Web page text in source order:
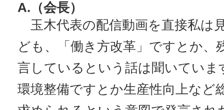
A.（会長）
玉木代表の配信動画を直接私は
ども、「働き方改革」ですとか、
言しているという話は聞いていま
環境整備ですとか生産性向上など